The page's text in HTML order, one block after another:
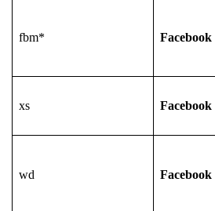
fbm* Facebook
xs Facebook
wd Facebook